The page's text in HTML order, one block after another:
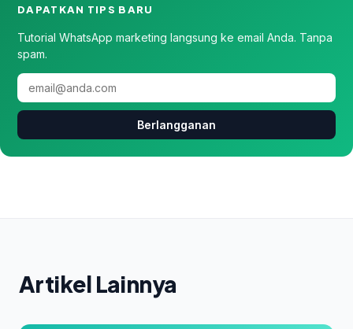
DAPATKAN TIPS BARU
Tutorial WhatsApp marketing langsung ke email Anda. Tanpa
spam.
Berlangganan
Artikel Lainnya